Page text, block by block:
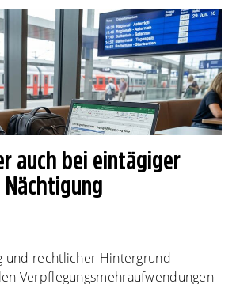
auch bei eintägiger
Nächtigung
und rechtlicher Hintergrund
Verpflegungsmehraufwendungen